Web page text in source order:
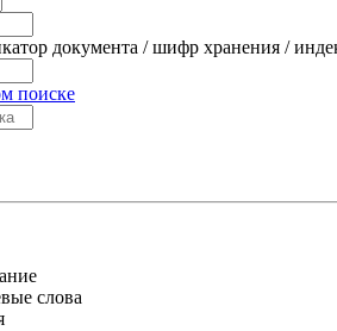
документа / шифр хранения /
поиске
слова